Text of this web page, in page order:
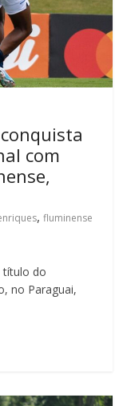
com
,fluminense
título do
no Paraguai,